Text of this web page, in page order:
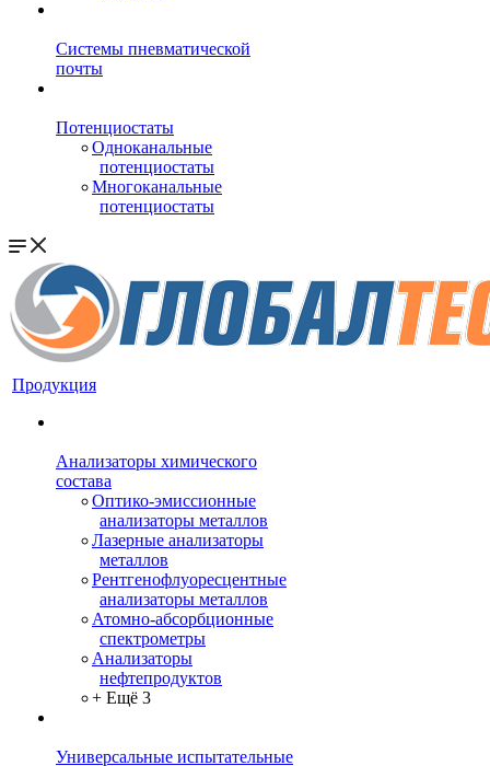
Системы пневматической
почты
Потенциостаты
Одноканальные
потенциостаты
Многоканальные
потенциостаты
Продукция
Анализаторы химического
состава
Оптико-эмиссионные
анализаторы металлов
Лазерные анализаторы
металлов
Рентгенофлуоресцентные
анализаторы металлов
Атомно-абсорбционные
спектрометры
Анализаторы
нефтепродуктов
+ Ещё 3
Универсальные испытательные